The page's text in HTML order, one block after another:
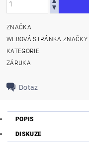
ZNAČKA
WEBOVÁ STRÁNKA ZNAČKY
KATEGORIE
ZÁRUKA
Dotaz
POPIS
DISKUZE